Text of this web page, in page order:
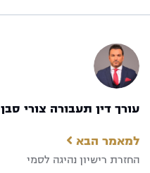
עורך דין תעבורה צורי סבן
למאמר הבא
החזרת רישיון נהיגה לסמי